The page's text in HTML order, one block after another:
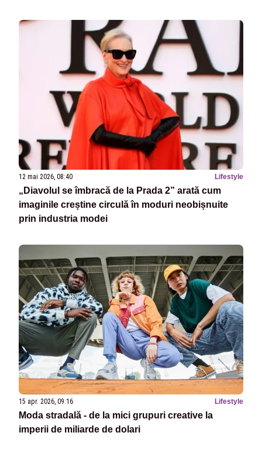
12 mai 2026, 08:40 Lifestyle
„Diavolul se îmbracă de la Prada 2” arată cum
imaginile creștine circulă în moduri neobișnuite
prin industria modei
15 apr. 2026, 09:16 Lifestyle
Moda stradală - de la mici grupuri creative la
imperii de miliarde de dolari